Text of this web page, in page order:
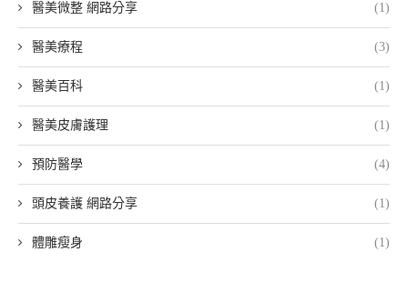
醫美微整 網路分享 (1)
醫美療程 (3)
醫美百科 (1)
醫美皮膚護理 (1)
預防醫學 (4)
頭皮養護 網路分享 (1)
體雕瘦身 (1)